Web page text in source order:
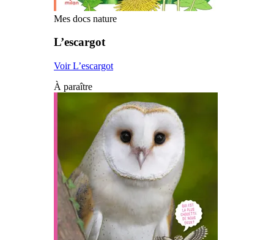
Mes docs nature
L’escargot
Voir L’escargot
À paraître